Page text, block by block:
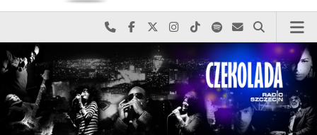
Najlepiej po prostu do nas zadzwoń
Odwiedź nas na Facebook-u
Odwiedź nas na X
Odwiedź nas na Instagram-ie
Odwiedź nas na TikTok-u
Szukaj nas na Spotify
Wyślij do nas
Szukaj